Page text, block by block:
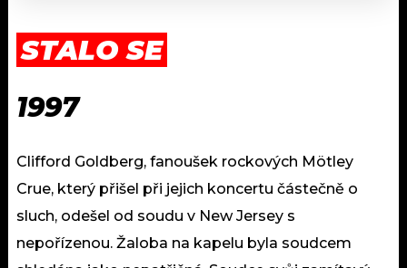
STALO SE
1997
Clifford Goldberg, fanoušek rockových Mötley
Crue, který přišel při jejich koncertu částečně o
sluch, odešel od soudu v New Jersey s
nepořízenou. Žaloba na kapelu byla soudcem